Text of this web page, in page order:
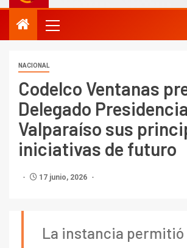
NACIONAL
Codelco Ventanas
Delegado
Valparaíso sus
iniciativas de futuro
17 junio, 2026
La instancia permitió